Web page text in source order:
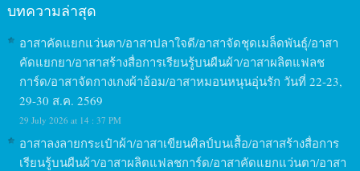
บทความล่าสุด
อาสาคัดแยกแว่นตา/อาสาปลาใจดี/อาสาจัดชุดเมล็ดพันธุ์/อาสา
คัดแยกยา/อาสาสร้างสื่อการเรียนรู้บนผืนผ้า/อาสาผลิตแฟลช
การ์ด/อาสาจัดกางเกงผ้าอ้อม/อาสาหมอนหนุนอุ่นรัก วันที่ 22-23,
29-30 ส.ค. 2569
29 July 2026 at 14 : 37 PM
อาสาลงลายกระเป๋าผ้า/อาสาเขียนศิลป์บนเสื้อ/อาสาสร้างสื่อการ
เรียนรู้บนผืนผ้า/อาสาผลิตแฟลชการ์ด/อาสาคัดแยกแว่นตา/อาสา